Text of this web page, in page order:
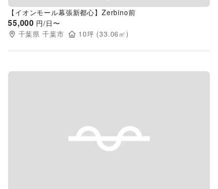
【イオンモール幕張新都心】Zerbino前
55,000 円/日〜
千葉県 千葉市 10坪 (33.06 ㎡)
Previous slide